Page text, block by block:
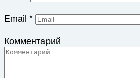
Email *
Комментарий